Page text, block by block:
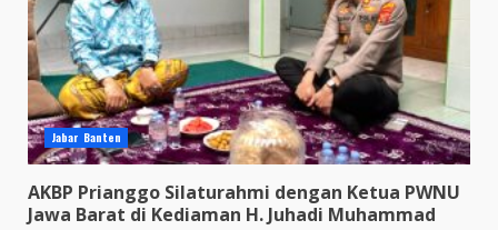
Jabar Banten
AKBP Prianggo Silaturahmi dengan Ketua PWNU
Jawa Barat di Kediaman H. Juhadi Muhammad